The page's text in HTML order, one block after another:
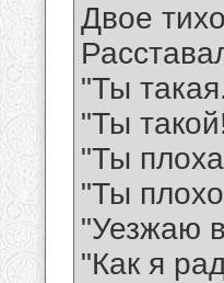
Двое
"Ты
"Ты
"Ты
"Ты
"Уезжаю
"Как я